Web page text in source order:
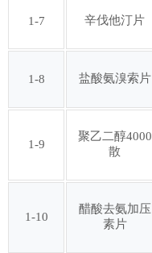
第三十一批
第三十三批
第三十九批
1-7 辛伐他汀片
1-8 盐酸氨溴索片
1-9
聚乙二醇4000
散
1-10
醋酸去氨加压
素片